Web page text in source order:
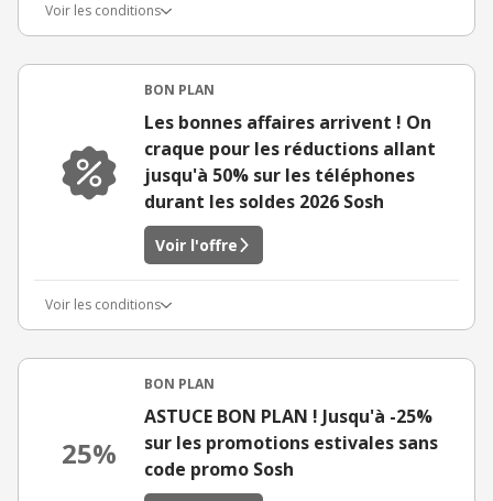
Voir les conditions
BON PLAN
Les bonnes affaires arrivent ! On
craque pour les réductions allant
jusqu'à 50% sur les téléphones
durant les soldes 2026 Sosh
Voir l'offre
Voir les conditions
25%
BON PLAN
ASTUCE BON PLAN ! Jusqu'à -25%
sur les promotions estivales sans
code promo Sosh